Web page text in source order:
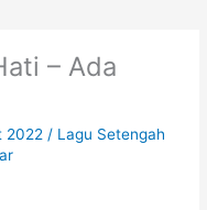
– Ada
2022 / Lagu Setengah